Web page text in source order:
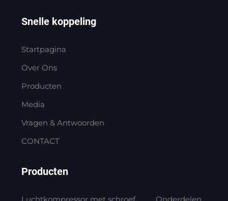
Snelle koppeling
Startpagina
Over Ons
Producten
Media
Vragen & Antwoorden
CONTACT
Producten